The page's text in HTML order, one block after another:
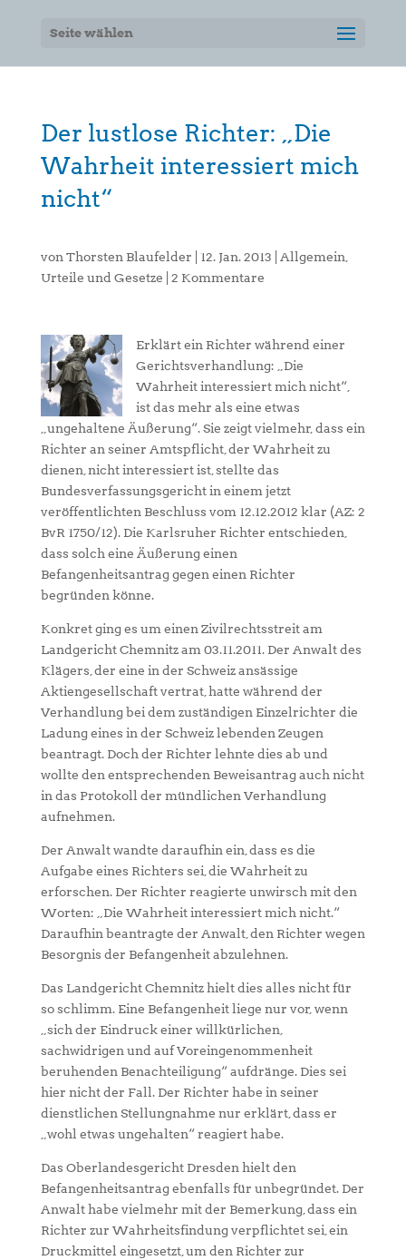
Seite wählen
Der lustlose Richter: „Die
Wahrheit interessiert mich
nicht“
von Thorsten Blaufelder 12. Jan. 2013 Allgemein
Urteile und Gesetze
2 Kommentare
Erklärt ein Richter während einer
Gerichtsverhandlung: „Die
Wahrheit interessiert mich nicht“,
ist das mehr als eine etwas
„ungehaltene Äußerung“. Sie zeigt vielmehr, dass ein
Richter an seiner Amtspflicht, der Wahrheit zu
dienen, nicht interessiert ist, stellte das
Bundesverfassungsgericht in einem jetzt
veröffentlichten Beschluss vom 12.12.2012 klar (AZ: 2
BvR 1750/12). Die Karlsruher Richter entschieden,
dass solch eine Äußerung einen
Befangenheitsantrag gegen einen Richter
begründen könne.
Konkret ging es um einen Zivilrechtsstreit am
Landgericht Chemnitz am 03.11.2011. Der Anwalt des
Klägers, der eine in der Schweiz ansässige
Aktiengesellschaft vertrat, hatte während der
Verhandlung bei dem zuständigen Einzelrichter die
Ladung eines in der Schweiz lebenden Zeugen
beantragt. Doch der Richter lehnte dies ab und
wollte den entsprechenden Beweisantrag auch nicht
in das Protokoll der mündlichen Verhandlung
aufnehmen.
Der Anwalt wandte daraufhin ein, dass es die
Aufgabe eines Richters sei, die Wahrheit zu
erforschen. Der Richter reagierte unwirsch mit den
Worten: „Die Wahrheit interessiert mich nicht.“
Daraufhin beantragte der Anwalt, den Richter wegen
Besorgnis der Befangenheit abzulehnen.
Das Landgericht Chemnitz hielt dies alles nicht für
so schlimm. Eine Befangenheit liege nur vor, wenn
„sich der Eindruck einer willkürlichen,
sachwidrigen und auf Voreingenommenheit
beruhenden Benachteiligung“ aufdränge. Dies sei
hier nicht der Fall. Der Richter habe in seiner
dienstlichen Stellungnahme nur erklärt, dass er
„wohl etwas ungehalten“ reagiert habe.
Das Oberlandesgericht Dresden hielt den
Befangenheitsantrag ebenfalls für unbegründet. Der
Anwalt habe vielmehr mit der Bemerkung, dass ein
Richter zur Wahrheitsfindung verpflichtet sei, ein
Druckmittel eingesetzt, um den Richter zur